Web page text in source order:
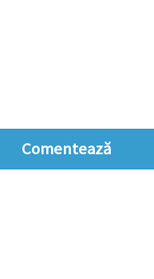
Comentează